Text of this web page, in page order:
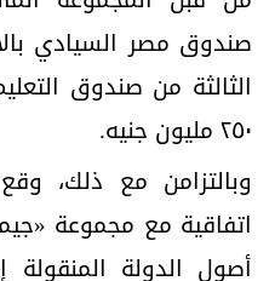
صندوق مصر السیادي
الثالثة من صندوق
۲٥۰ ملیون جنیه.
وبالتزامن مع ذلك،
اتفاقیة مع مجموعة
أصول الدولة المنقولة